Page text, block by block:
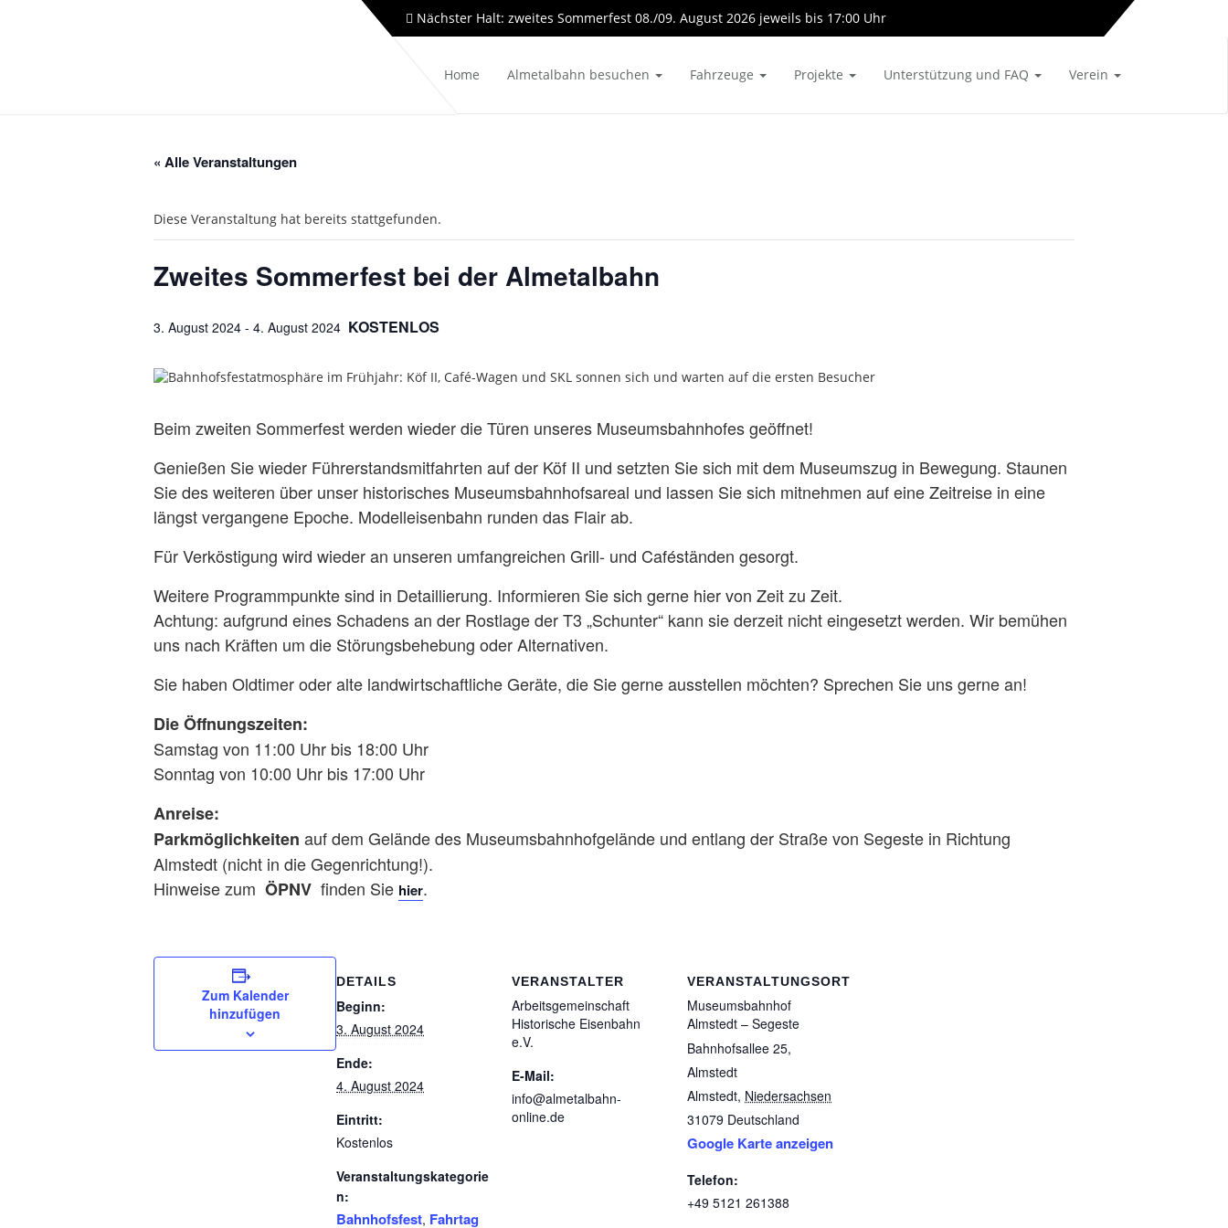
Nächster Halt: zweites Sommerfest 08./09. August 2026 jeweils bis 17:00 Uhr
Home
Almetalbahn besuchen Fahrzeuge Projekte Unterstützung und FAQ Verein
« Alle Veranstaltungen
Diese Veranstaltung hat bereits stattgefunden.
Zweites Sommerfest bei der Almetalbahn
3. August 2024 - 4. August 2024 KOSTENLOS
Beim zweiten Sommerfest werden wieder die Türen unseres Museumsbahnhofes geöffnet!
Genießen Sie wieder Führerstandsmitfahrten auf der Köf II und setzten Sie sich mit dem Museumszug in Bewegung. Staunen
Sie des weiteren über unser historisches Museumsbahnhofsareal und lassen Sie sich mitnehmen auf eine Zeitreise in eine
längst vergangene Epoche. Modelleisenbahn runden das Flair ab.
Für Verköstigung wird wieder an unseren umfangreichen Grill- und Caféständen gesorgt.
Weitere Programmpunkte sind in Detaillierung. Informieren Sie sich gerne hier von Zeit zu Zeit.
Achtung: aufgrund eines Schadens an der Rostlage der T3 „Schunter“ kann sie derzeit nicht eingesetzt werden. Wir bemühen
uns nach Kräften um die Störungsbehebung oder Alternativen.
Sie haben Oldtimer oder alte landwirtschaftliche Geräte, die Sie gerne ausstellen möchten? Sprechen Sie uns gerne an!
Die Öffnungszeiten:
Samstag von 11:00 Uhr bis 18:00 Uhr
Sonntag von 10:00 Uhr bis 17:00 Uhr
Anreise:
Parkmöglichkeiten auf dem Gelände des Museumsbahnhofgelände und entlang der Straße von Segeste in Richtung
Almstedt (nicht in die Gegenrichtung!).
Hinweise zum ÖPNV finden Sie hier.
Zum Kalender
hinzufügen
DETAILS
Beginn:
3. August 2024
Ende:
4. August 2024
Eintritt:
Kostenlos
Veranstaltungskategorie
n:
Bahnhofsfest, Fahrtag
VERANSTALTER
Arbeitsgemeinschaft
Historische Eisenbahn
e.V.
E-Mail:
info@almetalbahn-
online.de
VERANSTALTUNGSORT
Museumsbahnhof
Almstedt – Segeste
Bahnhofsallee 25,
Almstedt
Almstedt, Niedersachsen
31079 Deutschland
Google Karte anzeigen
Telefon:
+49 5121 261388